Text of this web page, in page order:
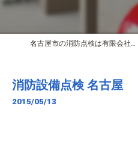
名古屋市の消防点検は有限会社創功
消防設備点検 名古屋
2015/05/13